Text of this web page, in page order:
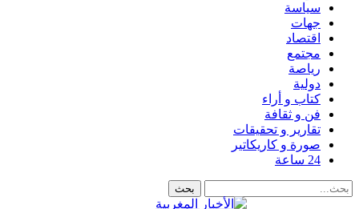
سياسة
جهات
اقتصاد
مجتمع
رياصة
دولية
كتاب و أراء
فن و ثقافة
تقارير و تحقيقات
صورة و كاريكاتير
24 ساعة